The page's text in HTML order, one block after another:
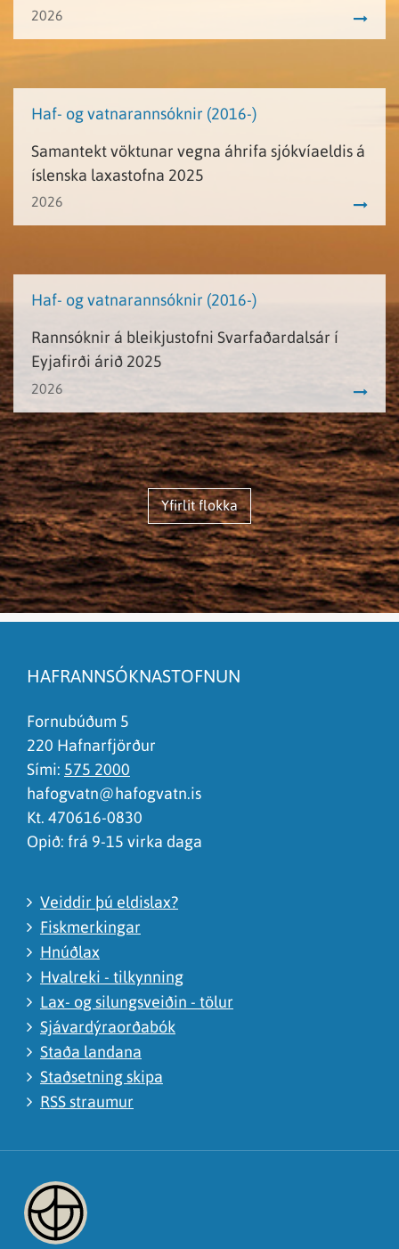
2026
Haf- og vatnarannsóknir (2016-)
Samantekt vöktunar vegna áhrifa sjókvíaeldis á
íslenska laxastofna 2025
2026
Haf- og vatnarannsóknir (2016-)
Rannsóknir á bleikjustofni Svarfaðardalsár í
Eyjafirði árið 2025
2026
Yfirlit flokka
HAFRANNSÓKNASTOFNUN
Fornubúðum 5
220 Hafnarfjörður
Sími: 575 2000
hafogvatn@hafogvatn.is
Kt. 470616-0830
Opið: frá 9-15 virka daga
Veiddir þú eldislax?
Fiskmerkingar
Hnúðlax
Hvalreki - tilkynning
Lax- og silungsveiðin - tölur
Sjávardýraorðabók
Staða landana
Staðsetning skipa
RSS straumur